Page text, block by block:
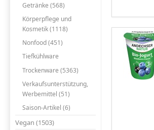
Getränke (568)
Körperpflege und
Kosmetik (1118)
Nonfood (451)
Tiefkühlware
Trockenware (5363)
Verkaufsunterstützung,
Werbemittel (51)
Saison-Artikel (6)
Vegan (1503)